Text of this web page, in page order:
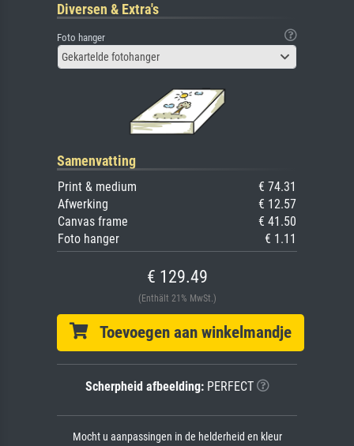
Diversen & Extra's
Foto hanger
Gekartelde fotohanger
Samenvatting
Print & medium
€ 74.31
Afwerking
€ 12.57
Canvas frame
€ 41.50
Foto hanger
€ 1.11
€ 129.49
(Enthält 21% MwSt.)
Toevoegen aan winkelmandje
Scherpheid afbeelding:PERFECT
Mocht u aanpassingen in de helderheid en kleur